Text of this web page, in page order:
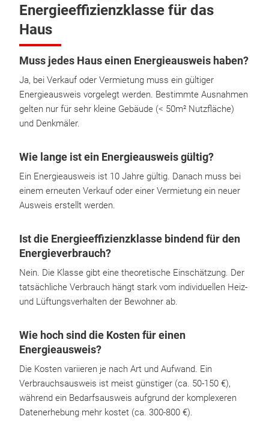
Energieeffizienzklasse für das
Haus
Muss jedes Haus einen Energieausweis haben?
Ja, bei Verkauf oder Vermietung muss ein gültiger
Energieausweis vorgelegt werden. Bestimmte Ausnahmen
gelten nur für sehr kleine Gebäude (< 50m² Nutzfläche)
und Denkmäler.
Wie lange ist ein Energieausweis gültig?
Ein Energieausweis ist 10 Jahre gültig. Danach muss bei
einem erneuten Verkauf oder einer Vermietung ein neuer
Ausweis erstellt werden.
Ist die Energieeffizienzklasse bindend für den
Energieverbrauch?
Nein. Die Klasse gibt eine theoretische Einschätzung. Der
tatsächliche Verbrauch hängt stark vom individuellen Heiz-
und Lüftungsverhalten der Bewohner ab.
Wie hoch sind die Kosten für einen
Energieausweis?
Die Kosten variieren je nach Art und Aufwand. Ein
Verbrauchsausweis ist meist günstiger (ca. 50-150 €),
während ein Bedarfsausweis aufgrund der komplexeren
Datenerhebung mehr kostet (ca. 300-800 €).